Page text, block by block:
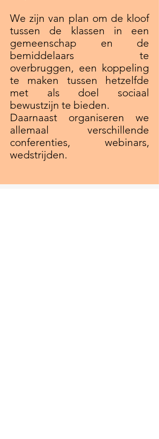
We zijn van plan om de kloof
tussen de klassen in een
gemeenschap en de
bemiddelaars te
overbruggen, een koppeling
te maken tussen hetzelfde
met als doel sociaal
bewustzijn te bieden.
Daarnaast organiseren we
allemaal verschillende
conferenties, webinars,
wedstrijden.